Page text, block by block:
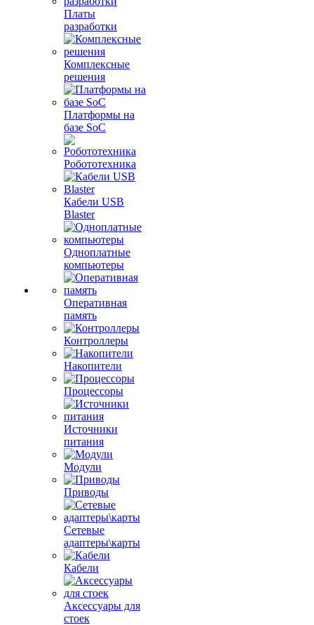
Платы
разработки
Комплексные
решения
Платформы на
базе SoC
Робототехника
Кабели USB
Blaster
Одноплатные
компьютеры
Оперативная
память
Контроллеры
Накопители
Процессоры
Источники
питания
Модули
Приводы
Сетевые
адаптеры\карты
Кабели
Аксессуары для
стоек